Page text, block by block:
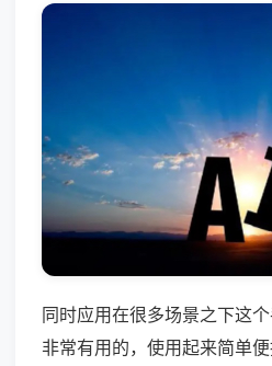
同时应用在很多场景之下这
非常有用的，使用起来简单